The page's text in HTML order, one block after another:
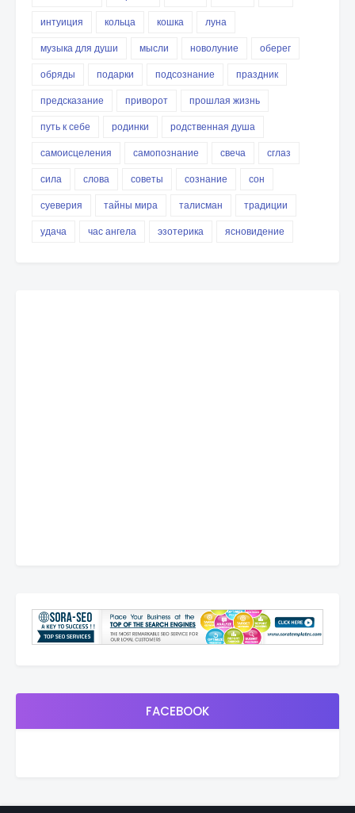
интуиция
кольца кошка
луна
музыка для души
мысли новолуние
оберег
обряды
подарки подсознание
праздник
предсказание
приворот
прошлая жизнь
путь к себе
родинки
родственная душа
самоисцеления
самопознание свеча
сглаз
сила
слова советы сознание
сон
суеверия
тайны мира талисман
традиции
удача
час ангела эзотерика ясновидение
FACEBOOK